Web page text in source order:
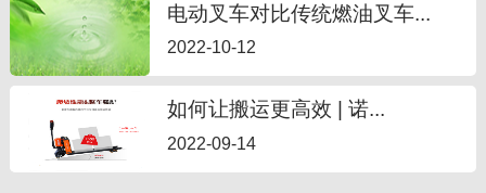
电动叉车对比传统燃油叉车...
2022-10-12
如何让搬运更高效 | 诺...
2022-09-14